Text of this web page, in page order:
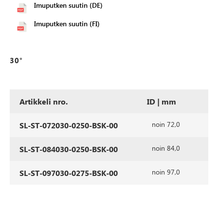
Imuputken suutin (DE)
Imuputken suutin (FI)
30°
Artikkeli nro. ID | mm
SL-ST-072030-0250-BSK-00 noin 72,0
SL-ST-084030-0250-BSK-00 noin 84,0
SL-ST-097030-0275-BSK-00 noin 97,0